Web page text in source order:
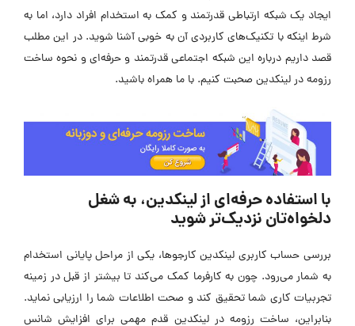
ایجاد یک شبکه ارتباطی قدرتمند و کمک به استخدام افراد دارد، اما به
شرط اینکه با تکنیک‌های کاربردی آن به خوبی آشنا شوید. در این مطلب
قصد داریم درباره این شبکه اجتماعی قدرتمند و حرفه‌ای و نحوه ساخت
رزومه در لینکدین صحبت کنیم. با ما همراه باشید.
با استفاده‎ حرفه‌ای از لینکدین، به شغل
دلخواه‌تان نزدیک‌تر شوید
بررسی حساب کاربری لینکدین کارجوها، یکی از مراحل پایانی استخدام
به شمار می‌رود. چون به کارفرما کمک می‌کند تا بیشتر از قبل در زمینه
تجربیات کاری شما تحقیق کند و صحت اطلاعات شما را ارزیابی نماید.
بنابراین، ساخت رزومه در لینکدین قدم مهمی برای افزایش شانس